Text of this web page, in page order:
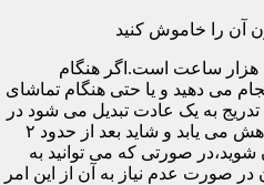
چرخه عمر یک تلویزیون حدود ۶۵ هزار ساعت است.اگر هنگام
می دهید و یا حتی هنگام تماشای
تدریج به یک عادت تبدیل می شود در
نتیجه طول عمر تلویزیون شما کاهش می یابد و شاید بعد از حدود ۲
صورتی که می توانید به
صورت عدم نیاز به آن از این امر